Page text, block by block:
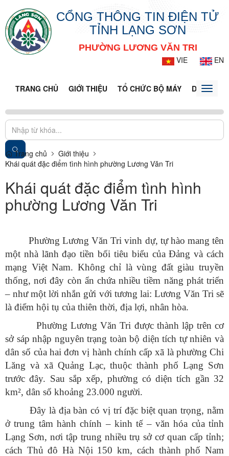
CỔNG THÔNG TIN ĐIỆN TỬ
TỈNH LẠNG SƠN
PHƯỜNG LƯƠNG VĂN TRI
VIE
EN
TRANG CHỦ GIỚI THIỆU TỔ CHỨC BỘ MÁY DOANH
Toggle
Trang chủ
Giới thiệu
Khái quát đặc điểm tình hình phường Lương Văn Tri
Khái quát đặc điểm tình hình
phường Lương Văn Tri
Phường Lương Văn Tri vinh dự, tự hào mang tên
một nhà lãnh đạo tiền bối tiêu biểu của Đảng và cách
mạng Việt Nam. Không chỉ là vùng đất giàu truyền
thống, nơi đây còn ẩn chứa nhiều tiềm năng phát triển
– như một lời nhắn gửi với tương lai: Lương Văn Tri sẽ
là điểm hội tụ của thiên thời, địa lợi, nhân hòa.
Phường Lương Văn Tri được thành lập trên cơ
sở sáp nhập nguyên trạng toàn bộ diện tích tự nhiên và
dân số của hai đơn vị hành chính cấp xã là phường Chi
Lăng và xã Quảng Lạc, thuộc thành phố Lạng Sơn
trước đây. Sau sắp xếp, phường có diện tích gần 32
km², dân số khoảng 23.000 người.
Đây là địa bàn có vị trí đặc biệt quan trọng, nằm
ở trung tâm hành chính – kinh tế – văn hóa của tỉnh
Lạng Sơn, nơi tập trung nhiều trụ sở cơ quan cấp tỉnh;
cách Thủ đô Hà Nội 150 km, cách thành phố Nam